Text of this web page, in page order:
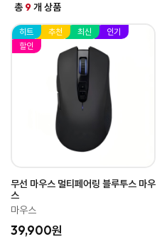
총 9개 상품
히트 추천 최신
인기
할인
무선 마우스 멀티페어링 블루투스 마우
스
마우스
39,900원